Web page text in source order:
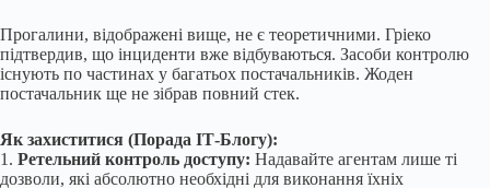
Прогалини, відображені вище, не є теоретичними. Гріеко
підтвердив, що інциденти вже відбуваються. Засоби контролю
існують по частинах у багатьох постачальників. Жоден
постачальник ще не зібрав повний стек.
Як захиститися (Порада ІТ-Блогу):
1. Ретельний контроль доступу: Надавайте агентам лише ті
дозволи, які абсолютно необхідні для виконання їхніх